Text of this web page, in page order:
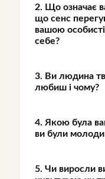
2. Що означає
що сенс
вашою
себе?
3. Ви людина
любиш і чому?
4. Якою була
ви були
5. Чи виросли